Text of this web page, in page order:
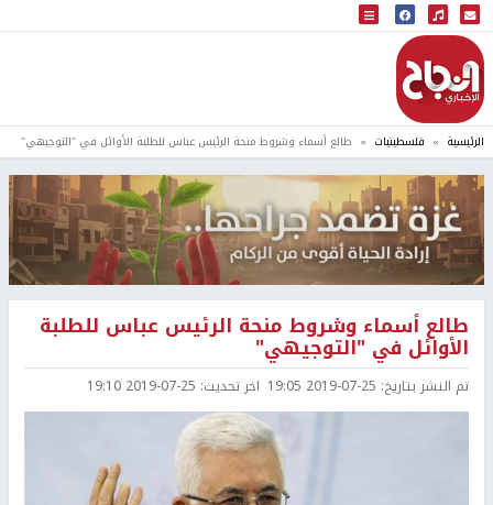
البث المباشر
إذاعة النجاح
الرئيسية فلسطينيات طالع أسماء وشروط منحة الرئيس عباس للطلبة الأوائل في "التوجيهي"
طالع أسماء وشروط منحة الرئيس عباس للطلبة
الأوائل في "التوجيهي"
تم النشر بتاريخ: 2019-07-25 19:05 اخر تحديث: 2019-07-25 19:10